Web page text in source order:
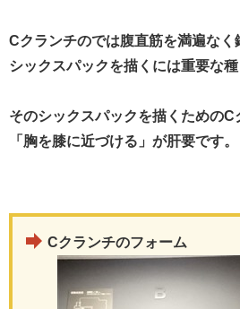
Cクランチのでは腹直筋を満遍なく
シックスパックを描くには重要な種
そのシックスパックを描くためのC
「胸を膝に近づける」が肝要です。
Cクランチのフォーム